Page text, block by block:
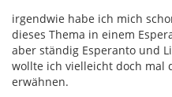
irgendwie habe ich mich
dieses Thema in einem
aber ständig Esperanto und
wollte ich vielleicht doch mal
erwähnen.